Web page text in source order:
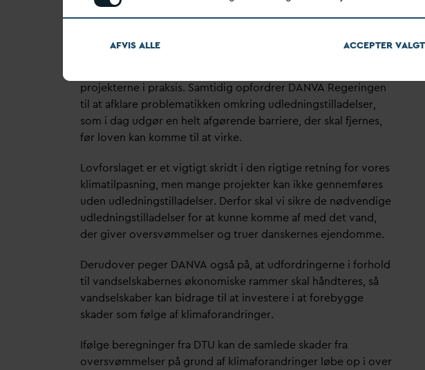
loven kommer til at virke.
projekterne i praksis. Samtidig opfordrer DANVA Regeringen
til at afklare problematikken omkring udledningstilladelser,
som i dag udgør en helt afgørende barriere, der skal fjernes,
før loven kan komme til at virke.
Lovforslaget er et vigtigt skridt i den rigtige retning for vores
klimatilpasning, men mange projekter kan ikke gennemføres
uden udledningstilladelser. Derfor skal vi sikre de nødvendige
udledningstilladelser for at kunne komme af med det vand,
der giver oversvømmelser og truer danskernes ejendomme.
Derudover peger DANVA også på, at udfordringerne i forhold
til vandselskabernes økonomiske rammer skal håndteres, så
vandselskaber kan bidrage til at investere i at forebygge
skader som følge af klimaforandringer.
Ifølge beregninger fra DTU kan de samlede skader fra
oversvømmelser på grund af klimaforandringer løbe op i over
AFVIS ALLE ACCEPTERV